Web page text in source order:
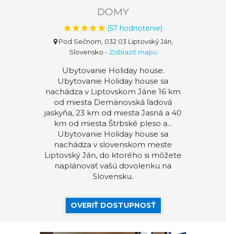
DOMY
(57 hodnotenie)
Pod Sečnom, 032 03 Liptovský Ján,
Slovensko - Zobraziť mapu
Ubytovanie Holiday house.
Ubytovanie Holiday house sa
nachádza v Liptovskom Jáne 16 km
od miesta Demänovská ľadová
jaskyňa, 23 km od miesta Jasná a 40
km od miesta Štrbské pleso a...
Ubytovanie Holiday house sa
nachádza v slovenskom meste
Liptovský Ján, do ktorého si môžete
naplánovať vašú dovolenku na
Slovensku.
OVERIŤ DOSTUPNOSŤ